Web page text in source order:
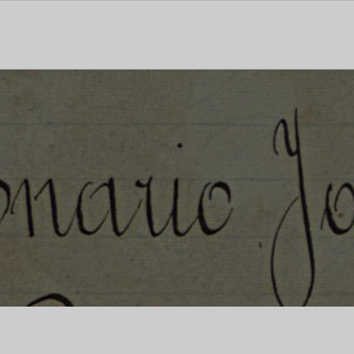
dedicado às notícias, aos media e à comunicação.